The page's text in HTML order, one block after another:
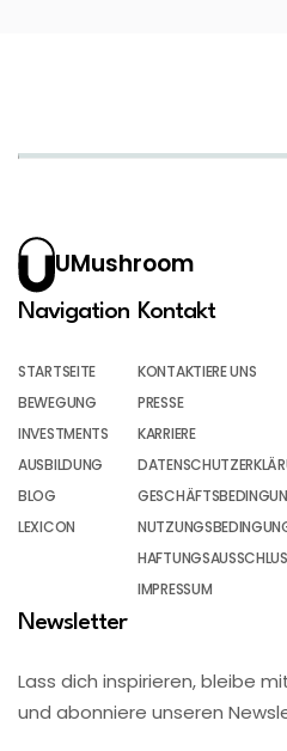
UMushroom
Navigation
STARTSEITE
BEWEGUNG
INVESTMENTS
AUSBILDUNG
BLOG
LEXICON
Kontakt
KONTAKTIERE UNS
PRESSE
KARRIERE
IMPRESSUM
Newsletter
Lass dich inspirieren, bleibe
und abonniere unseren